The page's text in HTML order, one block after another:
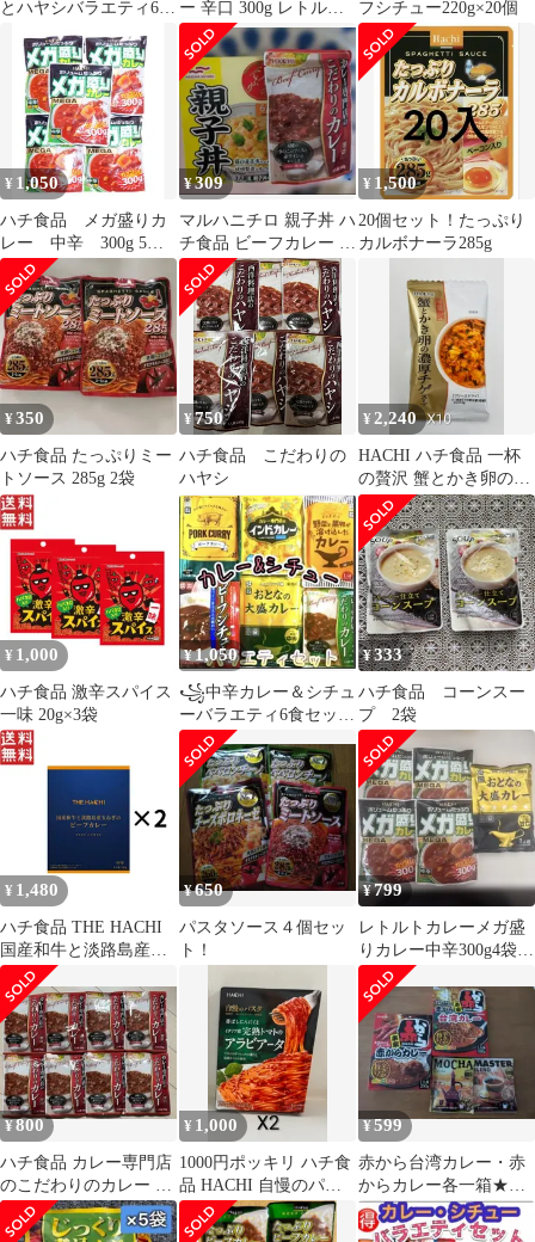
とハヤシバラエティ6食
꧂味くらべまとめ売り
☪️時短温活t
ー 辛口 300g レトル
ト 5個セット
フシチュー220g×20個
¥ 1,050
ハチ食品 メガ盛りカ
レー 中辛 300g 5袋
セット レトルトカレ
ー 晩ご飯
¥309
マルハニチロ 親子丼 ハ
チ食品 ビーフカレー レ
トルト食品セット
¥ 1,500
20個セット！たっぷり
カルボナーラ285g
¥350
ハチ食品 たっぷりミー
トソース 285g 2袋
¥750
ハチ食品 こだわりの
ハヤシ
¥2,240
HACHI ハチ食品 一杯
の贅沢 蟹とかき卵の濃
厚チゲスープ 105gX10
袋
¥ 1,000
ハチ食品 激辛スパイス
一味 20g×3袋
¥1,050
꧁中辛カレー＆シチュ
ーバラエティ6食セット
꧂☪️味くらべ・レトル
ト食品まとめ売りt
¥333
ハチ食品 コーンスー
プ 2袋
¥ 1,480
ハチ食品 THE HACHI
国産和牛と淡路島産玉
ねぎのビーフカレー 中
辛 180g 2個セット
¥650
パスタソース４個セッ
ト！
¥799
レトルトカレーメガ盛
りカレー中辛300g4袋
おとなの大盛りカレー
甘口220g
¥800
ハチ食品 カレー専門店
のこだわりのカレー 甘
口 8食セット
¥ 1,000
1000円ポッキリ ハチ食
品 HACHI 自慢のパス
タ 香ばしにんにくとイ
タリア産完熟トマトの
¥599
赤から台湾カレー・赤
からカレー各一箱★お
まけレギュラーコーヒ
ー2袋